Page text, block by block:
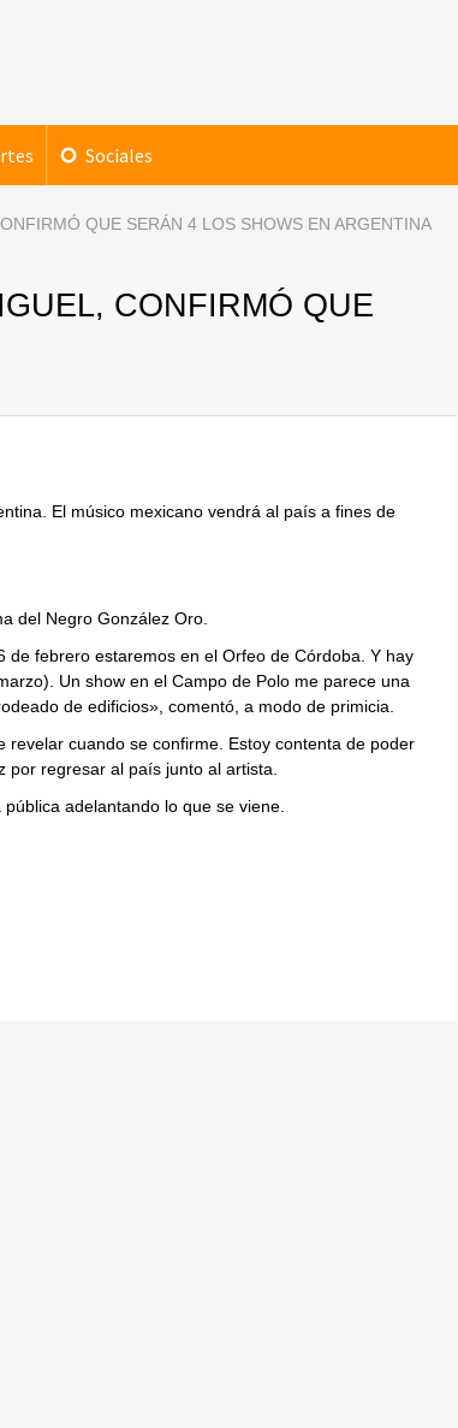
Sociales
QUE SERÁN 4 LOS SHOWS EN ARGENTINA
CONFIRMÓ QUE
El músico mexicano vendrá al país a fines de
del Negro González Oro.
de febrero estaremos en el Orfeo de Córdoba. Y hay
Un show en el Campo de Polo me parece una
de edificios», comentó, a modo de primicia.
cuando se confirme. Estoy contenta de poder
regresar al país junto al artista.
adelantando lo que se viene.